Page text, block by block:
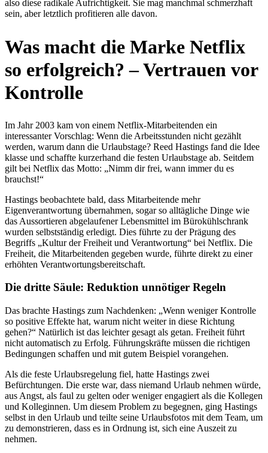
also diese radikale Aufrichtigkeit. Sie mag manchmal schmerzhaft
sein, aber letztlich profitieren alle davon.
Was macht die Marke Netflix
so erfolgreich? – Vertrauen vor
Kontrolle
Im Jahr 2003 kam von einem Netflix-Mitarbeitenden ein
interessanter Vorschlag: Wenn die Arbeitsstunden nicht gezählt
werden, warum dann die Urlaubstage? Reed Hastings fand die Idee
klasse und schaffte kurzerhand die festen Urlaubstage ab. Seitdem
gilt bei Netflix das Motto: „Nimm dir frei, wann immer du es
brauchst!“
Hastings beobachtete bald, dass Mitarbeitende mehr
Eigenverantwortung übernahmen, sogar so alltägliche Dinge wie
das Aussortieren abgelaufener Lebensmittel im Bürokühlschrank
wurden selbstständig erledigt. Dies führte zu der Prägung des
Begriffs „Kultur der Freiheit und Verantwortung“ bei Netflix. Die
Freiheit, die Mitarbeitenden gegeben wurde, führte direkt zu einer
erhöhten Verantwortungsbereitschaft.
Die dritte Säule: Reduktion unnötiger Regeln
Das brachte Hastings zum Nachdenken: „Wenn weniger Kontrolle
so positive Effekte hat, warum nicht weiter in diese Richtung
gehen?“ Natürlich ist das leichter gesagt als getan. Freiheit führt
nicht automatisch zu Erfolg. Führungskräfte müssen die richtigen
Bedingungen schaffen und mit gutem Beispiel vorangehen.
Als die feste Urlaubsregelung fiel, hatte Hastings zwei
Befürchtungen. Die erste war, dass niemand Urlaub nehmen würde,
aus Angst, als faul zu gelten oder weniger engagiert als die Kollegen
und Kolleginnen. Um diesem Problem zu begegnen, ging Hastings
selbst in den Urlaub und teilte seine Urlaubsfotos mit dem Team, um
zu demonstrieren, dass es in Ordnung ist, sich eine Auszeit zu
nehmen.